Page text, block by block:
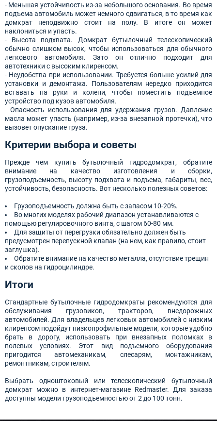
- Меньшая устойчивость из-за небольшого основания. Во время
подъема автомобиль может немного сдвигаться, в то время как
домкрат неподвижно стоит на полу. В итоге он может
наклониться и упасть.
- Высота подхвата. Домкрат бутылочный телескопический
обычно слишком высок, чтобы использоваться для обычного
легкового автомобиля. Зато он отлично подходит для
автотехники с высоким клиренсом.
- Неудобства при использовании. Требуется больше усилий для
установки и демонтажа. Пользователям нередко приходится
вставать на руки и колени, чтобы поместить подъемное
устройство под кузов автомобиля.
- Опасность использования для удержания грузов. Давление
масла может упасть (например, из-за внезапной протечки), что
вызовет опускание груза.
Критерии выбора и советы
Прежде чем купить бутылочный гидродомкрат, обратите
внимание на качество изготовления и сборки,
грузоподъемность, высоту подхвата и подъема, габариты, вес,
устойчивость, безопасность. Вот несколько полезных советов:
Грузоподъемность должна быть с запасом 10-20%.
Во многих моделях рабочий диапазон устанавливаются с
помощью регулировочного винта, с шагом 60-80 мм.
Для защиты от перегрузки обязательно должен быть
предусмотрен перепускной клапан (на нем, как правило, стоит
заглушка).
Обратите внимание на качество металла, отсутствие трещин
и сколов на гидроцилиндре.
Итоги
Стандартные бутылочные гидродомкраты рекомендуются для
обслуживания грузовиков, тракторов, внедорожных
автомобилей. Для владельцев легковых автомобилей с низким
клиренсом подойдут низкопрофильные модели, которые удобно
брать в дорогу, использовать при внезапных поломках в
полевых условиях. Этот вид подъемного оборудования
пригодится автомеханикам, слесарям, монтажникам,
ремонтникам, строителям.
Выбрать одноштоковый или телескопический бутылочный
домкрат можно в интернет-магазине Redmaster. Для заказа
доступны модели грузоподъемностью от 2 до 100 тонн.